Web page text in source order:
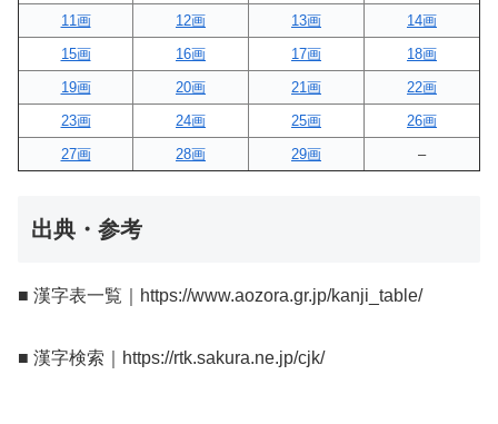
11画
12画 13画
14画
15画
16画 17画
18画
19画
20画 21画
22画
23画
24画 25画
26画
27画
28画 29画 –
出典・参考
■ 漢字表一覧｜https://www.aozora.gr.jp/kanji_table/
■ 漢字検索｜https://rtk.sakura.ne.jp/cjk/